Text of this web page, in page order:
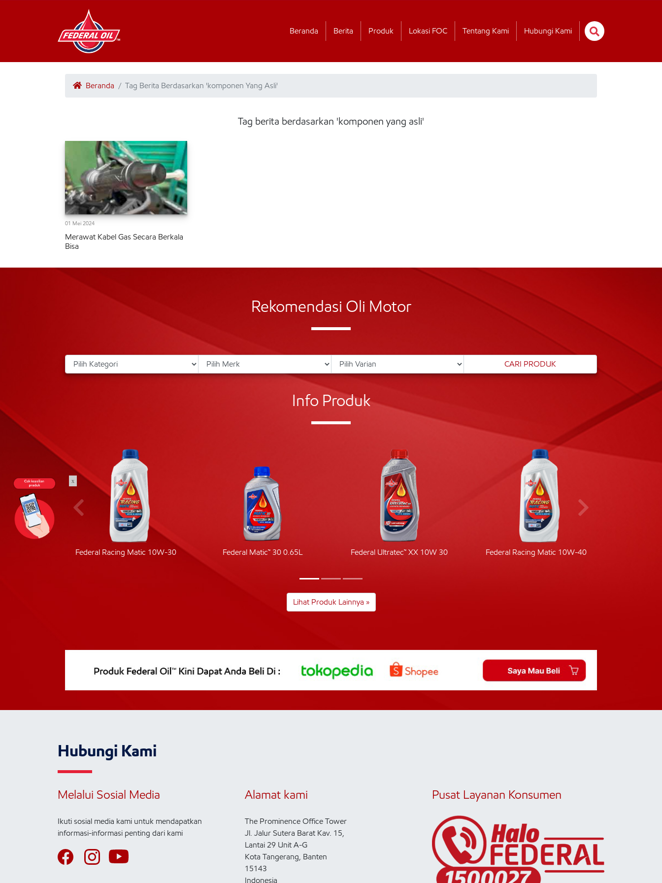
Beranda Berita Produk Lokasi FOC Tentang Kami Hubungi Kami
Beranda Tag Berita Berdasarkan 'komponen Yang Asli'
Tag berita berdasarkan 'komponen yang asli'
01 Mei 2024
Merawat Kabel Gas Secara Berkala
Bisa
Rekomendasi Oli Motor
Info Produk
Federal Racing Matic 10W-30 Federal Matic™ 30 0.65L Federal Ultratec™ XX 10W 30 Federal Racing Matic 10W-40
Lihat Produk Lainnya »
Hubungi Kami
Melalui Sosial Media
Ikuti sosial media kami untuk mendapatkan
informasi-informasi penting dari kami
Alamat kami
The Prominence Office Tower
Jl. Jalur Sutera Barat Kav. 15,
Lantai 29 Unit A-G
Kota Tangerang, Banten
15143
Indonesia
Pusat Layanan Konsumen
x